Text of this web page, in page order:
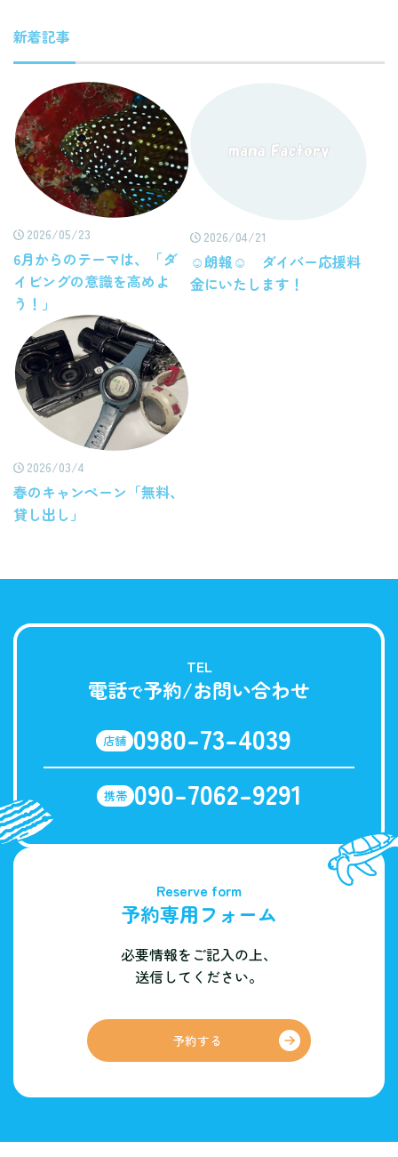
新着記事
2026/05/23
6月からのテーマは、「ダ
イビングの意識を高めよ
う！」
2026/04/21
☺朗報☺ ダイバー応援料
金にいたします！
2026/03/4
春のキャンペーン「無料、
貸し出し」
TEL
電話で予約/お問い合わせ
店舗 0980-73-4039
携帯 090-7062-9291
Reserve form
予約専用フォーム
必要情報をご記入の上、
送信してください。
予約する